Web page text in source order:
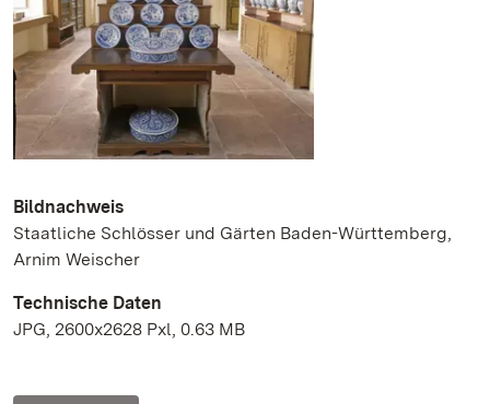
Bildnachweis
Staatliche Schlösser und Gärten Baden-Württemberg,
Arnim Weischer
Technische Daten
JPG, 2600x2628 Pxl, 0.63 MB